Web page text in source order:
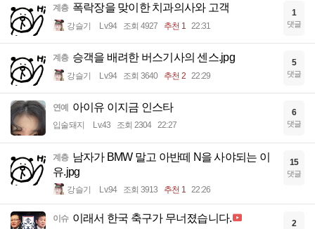
계층 폭락장을 맞이한 치과의사와 고객
강슬기 Lv.94 조회 4927 추천 1 22:31
1
댓글
계층 승객을 배려한 버스기사의 센스.jpg
강슬기 Lv.94 조회 3640 추천 2 22:29
5
댓글
연예 아이유 이지금 인스타
입술돼지 Lv.43 조회 2304 22:27
6
댓글
계층 남자가 BMW 말고 아반떼 N을 사야되는 이
유.jpg
강슬기 Lv.94 조회 3913 추천 1 22:26
15
댓글
이슈 이래서 한국 축구가 무너졌습니다. 2